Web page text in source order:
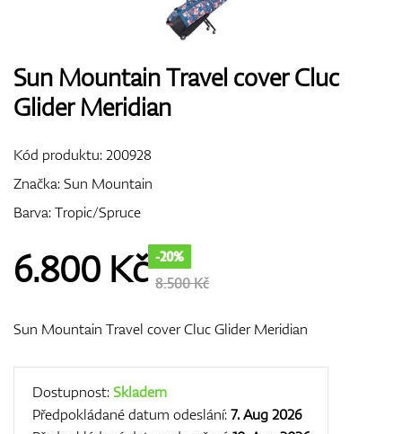
Bagy
GPS/Dálkoměry
Doplňky
Sun Mountain Travel cover Cluc
Glider Meridian
Kód produktu:200928
Značka:Sun Mountain
Barva: Tropic/Spruce
6.800 Kč -20%
8.500 Kč
Sun Mountain Travel cover Cluc Glider Meridian
Dostupnost:Skladem
Předpokládané datum odeslání:7. Aug 2026